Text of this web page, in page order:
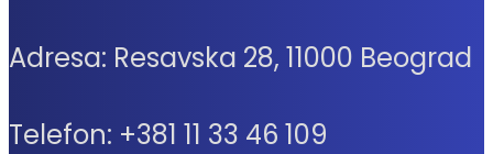
Adresa: Resavska 28, 11000 Beograd
Telefon: +381 11 33 46 109